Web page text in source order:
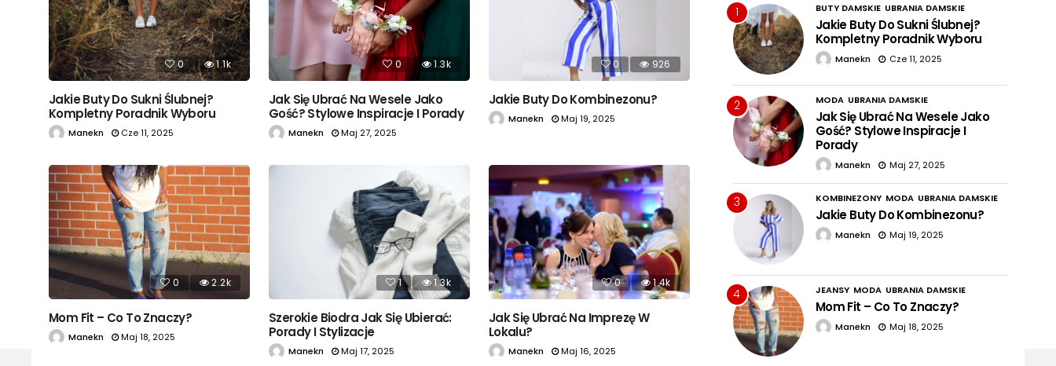
0 1.1k
Jakie Buty Do Sukni Ślubnej?
Kompletny Poradnik Wyboru
Manekn Cze 11, 2025
0 1.3k
Jak Się Ubrać Na Wesele Jako
Gość? Stylowe Inspiracje I Porady
Manekn Maj 27, 2025
0 926
Jakie Buty Do Kombinezonu?
Manekn Maj 19, 2025
0 2.2k
Mom Fit – Co To Znaczy?
Manekn Maj 18, 2025
1 1.3k
Szerokie Biodra Jak Się Ubierać:
Porady I Stylizacje
Manekn Maj 17, 2025
0 1.4k
Jak Się Ubrać Na Imprezę W
Lokalu?
Manekn Maj 16, 2025
1 BUTY DAMSKIE UBRANIA DAMSKIE
Jakie Buty Do Sukni Ślubnej?
Kompletny Poradnik Wyboru
Manekn Cze 11, 2025
2 MODA UBRANIA DAMSKIE
Jak Się Ubrać Na Wesele Jako
Gość? Stylowe Inspiracje I
Porady
Manekn Maj 27, 2025
3 KOMBINEZONY MODA UBRANIA DAMSKIE
Jakie Buty Do Kombinezonu?
Manekn Maj 19, 2025
4 JEANSY MODA UBRANIA DAMSKIE
Mom Fit – Co To Znaczy?
Manekn Maj 18, 2025